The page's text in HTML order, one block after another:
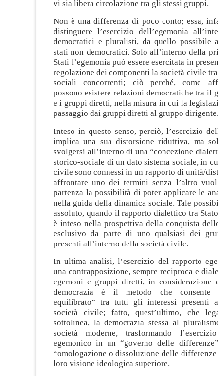
vi sia libera circolazione tra gli stessi gruppi.
Non è una differenza di poco conto; essa,
distinguere l’esercizio dell’egemonia
democratici e pluralisti, da quello possibile
stati non democratici. Solo all’interno della
Stati l’egemonia può essere esercitata in
regolazione dei componenti la società civile
sociali concorrenti; ciò perché, come
possono esistere relazioni democratiche tra il
e i gruppi diretti, nella misura in cui la
passaggio dai gruppi diretti al gruppo dirigente.
Inteso in questo senso, perciò, l’esercizio
implica una sua distorsione riduttiva, ma
svolgersi all’interno di una “concezione
storico-sociale di un dato sistema sociale, in
civile sono connessi in un rapporto di unità/
affrontare uno dei termini senza l’altro
partenza la possibilità di poter applicare le
nella guida della dinamica sociale. Tale
assoluto, quando il rapporto dialettico tra
è inteso nella prospettiva della conquista
esclusivo da parte di uno qualsiasi dei
presenti all’interno della società civile.
In ultima analisi, l’esercizio del rapporto
una contrapposizione, sempre reciproca e
egemoni e gruppi diretti, in considerazione
democrazia è il metodo che consente
equilibrato” tra tutti gli interessi presenti
società civile; fatto, quest’ultimo, che
sottolinea, la democrazia stessa al
società moderne, trasformando
egemonico in un “governo delle
“omologazione o dissoluzione delle
loro visione ideologica superiore.